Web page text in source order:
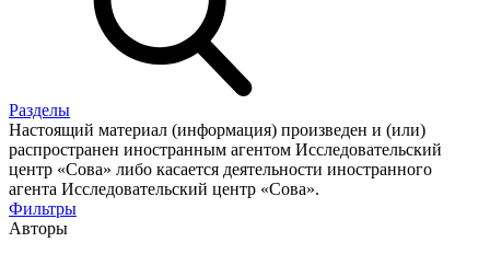
Разделы
Настоящий материал (информация) произведен и (или)
распространен иностранным агентом Исследовательский
центр «Сова» либо касается деятельности иностранного
агента Исследовательский центр «Сова».
Фильтры
Авторы